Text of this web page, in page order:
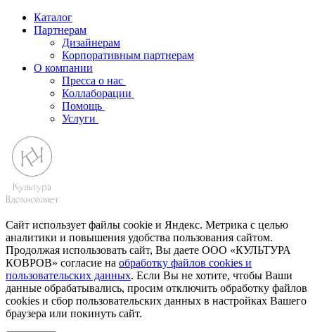
Каталог
Партнерам
Дизайнерам
Корпоративным партнерам
О компании
Пресса о нас
Коллаборации
Помощь
Услуги
Сайт использует файлы cookie и Яндекс. Метрика с целью
аналитики и повышения удобства пользования сайтом.
Продолжая использовать сайт, Вы даете ООО «КУЛЬТУРА
КОВРОВ» согласие на обработку файлов cookies и
пользовательских данных. Если Вы не хотите, чтобы Ваши
данные обрабатывались, просим отключить обработку файлов
cookies и сбор пользовательских данных в настройках Вашего
браузера или покинуть сайт.